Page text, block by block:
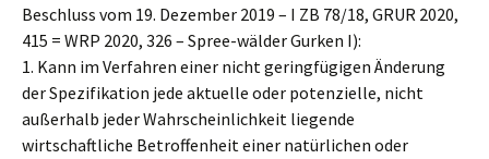
Beschluss vom 19. Dezember 2019 – I ZB 78/18, GRUR 2020,
415 = WRP 2020, 326 – Spree-wälder Gurken I):
1. Kann im Verfahren einer nicht geringfügigen Änderung
der Spezifikation jede aktuelle oder potenzielle, nicht
außerhalb jeder Wahrscheinlichkeit liegende
wirtschaftliche Betroffenheit einer natürlichen oder